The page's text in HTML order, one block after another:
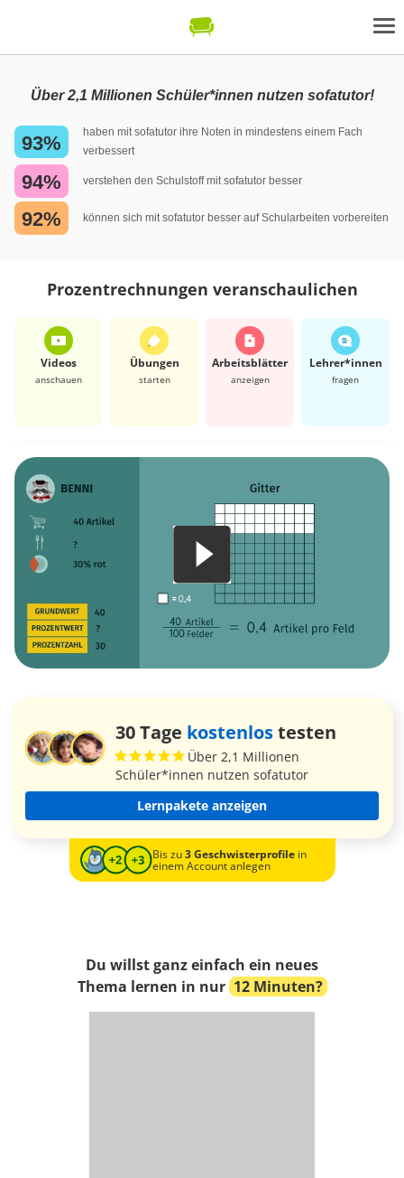
Über 2,1 Millionen Schüler*innen nutzen sofatutor!
93%
haben mit sofatutor ihre Noten in mindestens einem Fach
verbessert
94% verstehen den Schulstoff mit sofatutor besser
92% können sich mit sofatutor besser auf Schularbeiten vorbereiten
Prozentrechnungen veranschaulichen
Videos
anschauen
Übungen
starten
Arbeits­blätter
anzeigen
Lehrer*​innen
fragen
30 Tage kostenlostesten
Über 2,1 Millionen
Schüler*innen nutzen sofatutor
Lernpakete anzeigen
Bis zu3 Geschwisterprofilein
einem Account anlegen
Du willst ganz einfach ein neues
Thema lernen in nur 12 Minuten?